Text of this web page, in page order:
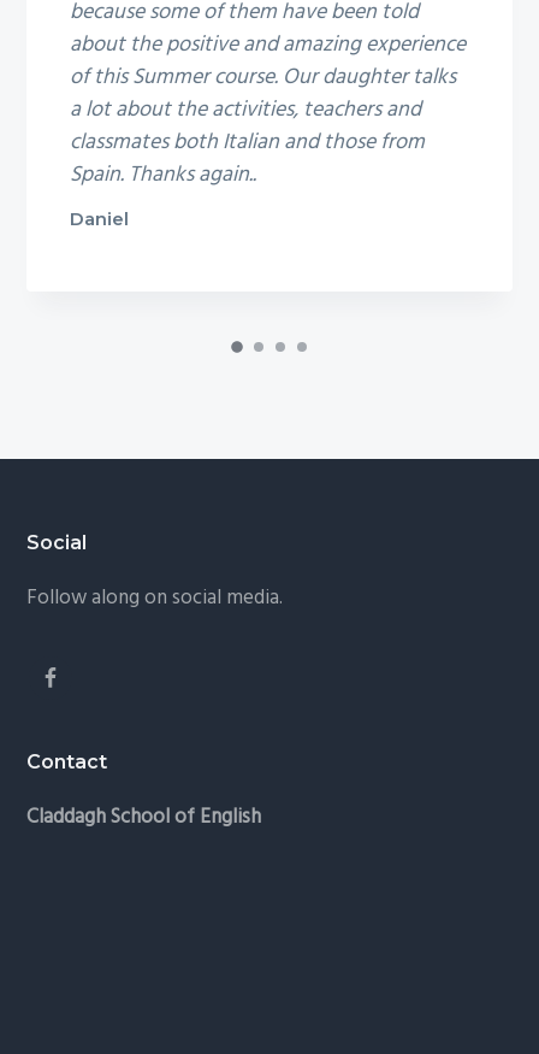
because some of them have been told
about the positive and amazing experience
of this Summer course. Our daughter talks
a lot about the activities, teachers and
classmates both Italian and those from
Spain. Thanks again..
Daniel
Footer
Social
Follow along on social media.
Contact
Claddagh School of English